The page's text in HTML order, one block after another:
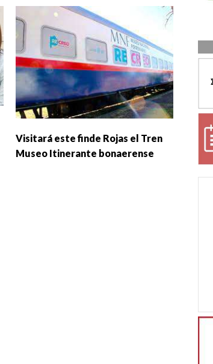
Visitará este finde Rojas el Tren
Museo Itinerante bonaerense